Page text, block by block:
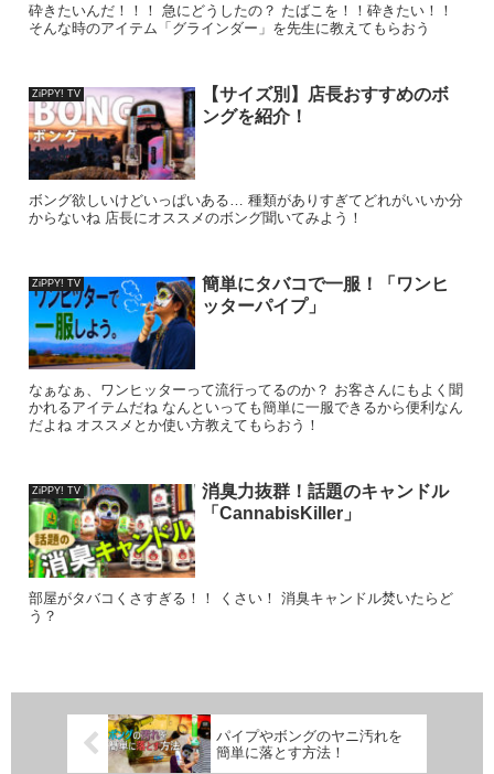
砕きたいんだ！！！ 急にどうしたの？ たばこを！！砕きたい！！
そんな時のアイテム「グラインダー」を先生に教えてもらおう
ZiPPY! TV
【サイズ別】店長おすすめのボ
ングを紹介！
ボング欲しいけどいっぱいある… 種類がありすぎてどれがいいか分
からないね 店長にオススメのボング聞いてみよう！
ZiPPY! TV
簡単にタバコで一服！「ワンヒ
ッターパイプ」
なぁなぁ、ワンヒッターって流行ってるのか？ お客さんにもよく聞
かれるアイテムだね なんといっても簡単に一服できるから便利なん
だよね オススメとか使い方教えてもらおう！
ZiPPY! TV
消臭力抜群！話題のキャンドル
「CannabisKiller」
部屋がタバコくさすぎる！！ くさい！ 消臭キャンドル焚いたらど
う？
パイプやボングのヤニ汚れを
簡単に落とす方法！